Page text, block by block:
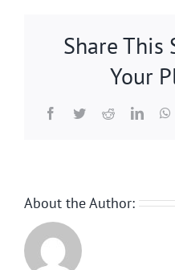
Share This
Your
Facebook
TwitterReddit
About the Author: